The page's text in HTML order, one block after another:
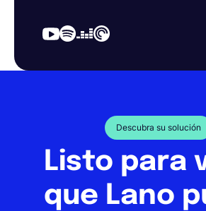
Descubra su solución
Listo para
que Lano